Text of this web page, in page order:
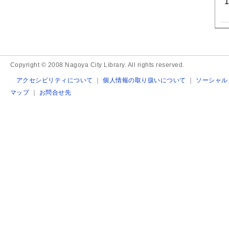
Copyright © 2008 Nagoya City Library. All rights reserved.
アクセシビリティについて ｜個人情報の取り扱いについて ｜ ソーシャ
マップ｜ お問合せ先